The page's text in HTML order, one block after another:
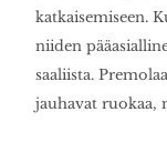
katkaisemiseen.
niiden
saaliista.
jauhavat ruokaa,